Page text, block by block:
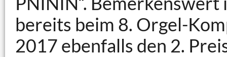
bereits beim 8. Orgel-
2017 ebenfalls den 2.